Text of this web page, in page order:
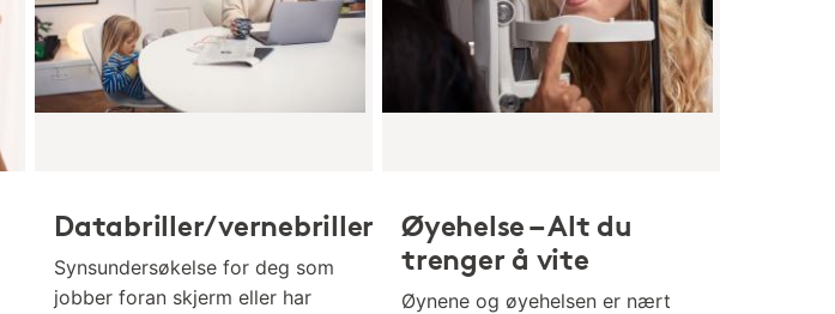
Databriller/vernebriller
Synsundersøkelse for deg som
jobber foran skjerm eller har
Øyehelse – Alt du
trenger å vite
Øynene og øyehelsen er nært